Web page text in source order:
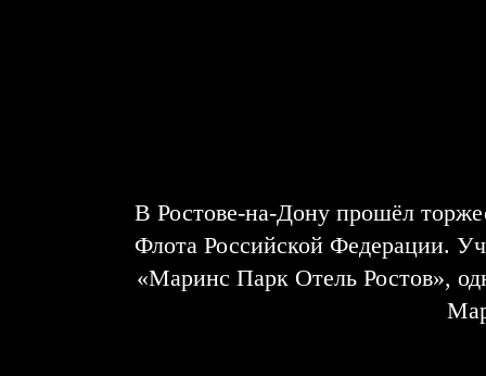
В Ростове-на-Дону прошёл
Флота Российской Федерации.
«Маринс Парк Отель Ростов»,